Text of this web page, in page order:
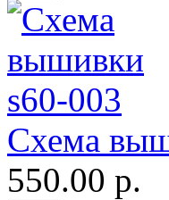
Схема
550.00 р.